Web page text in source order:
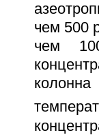
чем 500
чем
колонна